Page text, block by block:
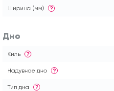
Ширина (мм) ?
Дно
Киль ?
Надувное дно ?
Тип дна ?